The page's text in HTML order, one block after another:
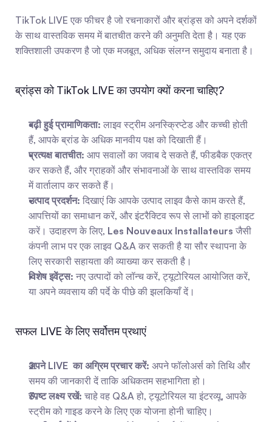
TikTok LIVE एक फीचर है जो रचनाकारों और ब्रांड्स को अपने दर्शकों
के साथ वास्तविक समय में बातचीत करने की अनुमति देता है। यह एक
शक्तिशाली उपकरण है जो एक मजबूत, अधिक संलग्न समुदाय बनाता है।
ब्रांड्स को TikTok LIVE का उपयोग क्यों करना चाहिए?
बढ़ी हुई प्रामाणिकता: लाइव स्ट्रीम अनस्क्रिप्टेड और कच्ची होती
हैं, आपके ब्रांड के अधिक मानवीय पक्ष को दिखाती हैं।
प्रत्यक्ष बातचीत: आप सवालों का जवाब दे सकते हैं, फीडबैक एकत्र
कर सकते हैं, और ग्राहकों और संभावनाओं के साथ वास्तविक समय
में वार्तालाप कर सकते हैं।
उत्पाद प्रदर्शन: दिखाएं कि आपके उत्पाद लाइव कैसे काम करते हैं,
आपत्तियों का समाधान करें, और इंटरैक्टिव रूप से लाभों को हाइलाइट
करें। उदाहरण के लिए, Les Nouveaux Installateurs जैसी
कंपनी लाभ पर एक लाइव Q&A कर सकती है या सौर स्थापना के
लिए सरकारी सहायता की व्याख्या कर सकती है।
विशेष इवेंट्स: नए उत्पादों को लॉन्च करें, ट्यूटोरियल आयोजित करें,
या अपने व्यवसाय की पर्दे के पीछे की झलकियाँ दें।
सफल LIVE के लिए सर्वोत्तम प्रथाएं
अपने LIVE  का अग्रिम प्रचार करें: अपने फॉलोअर्स को तिथि और
समय की जानकारी दें ताकि अधिकतम सहभागिता हो।
स्पष्ट लक्ष्य रखें: चाहे वह Q&A हो, ट्यूटोरियल या इंटरव्यू, आपके
स्ट्रीम को गाइड करने के लिए एक योजना होनी चाहिए।